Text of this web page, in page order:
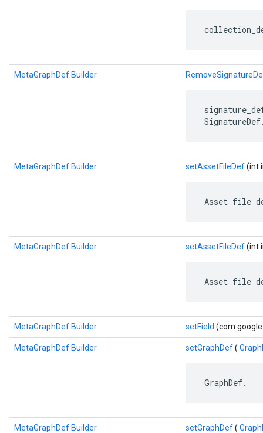
MetaGraphDef.Builder
MetaGraphDef.Builder setAssetFileDef(int
Asset file
MetaGraphDef.Builder setAssetFileDef(int
Asset file
MetaGraphDef.Builder setField
MetaGraphDef.Builder setGraphDef(
GraphDef.
MetaGraphDef.Builder setGraphDef(